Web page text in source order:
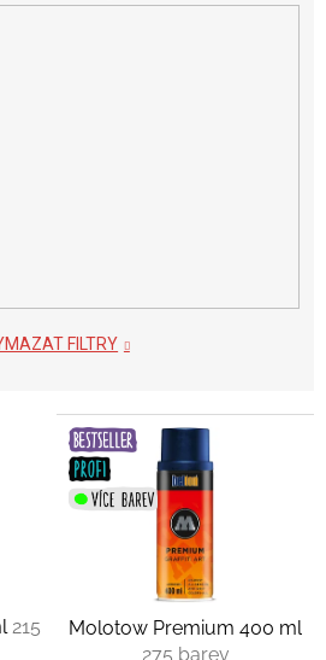
FILTRY
215
Molotow Premium 400 ml
275 barev